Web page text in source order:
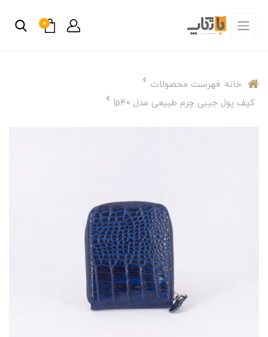
0
خانه فهرست محصولات
کیف پول جیبی چرم طبیعی مدل lp40